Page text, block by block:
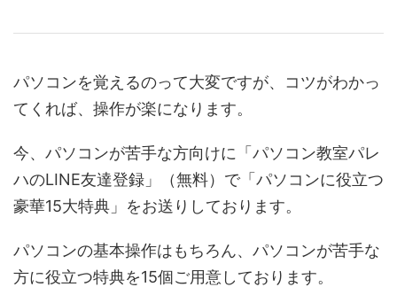
パソコンを覚えるのって大変ですが、コツがわかっ
てくれば、操作が楽になります。
今、パソコンが苦手な方向けに「パソコン教室パレ
ハのLINE友達登録」（無料）で「パソコンに役立つ
豪華15大特典」をお送りしております。
パソコンの基本操作はもちろん、パソコンが苦手な
方に役立つ特典を15個ご用意しております。